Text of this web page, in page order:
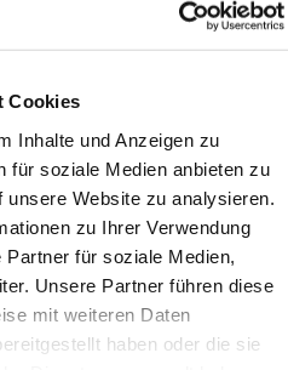
Cookies
Inhalte und Anzeigen zu
für soziale Medien anbieten zu
Website zu analysieren.
zu Ihrer Verwendung
für soziale Medien,
Unsere Partner führen diese
mit weiteren Daten
haben oder die sie
Unterhaltung
Anbindung an
bieten
und
in der Stadt.
sind
Ihre persönliche